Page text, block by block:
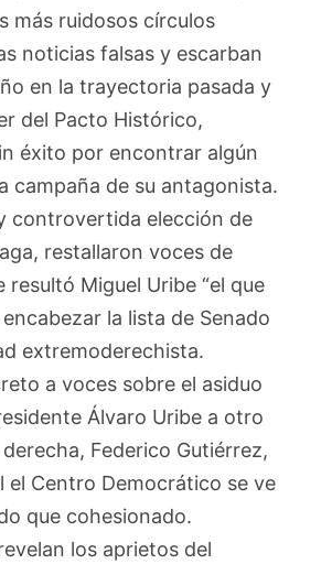
más ruidosos círculos
noticias falsas y escarban
en la trayectoria pasada y
del Pacto Histórico,
éxito por encontrar algún
campaña de su antagonista.
controvertida elección de
restallaron voces de
Miguel Uribe “el que
la lista de Senado
extremoderechista.
a voces sobre el asiduo
Álvaro Uribe a otro
Federico Gutiérrez,
el Centro Democrático se ve
que cohesionado.
los aprietos del